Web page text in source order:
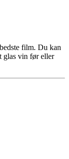
film. Du kan
glas vin før eller